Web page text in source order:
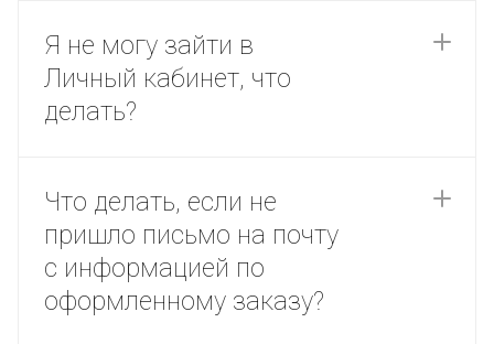
Я не могу зайти в
Личный кабинет, что
делать?
Что делать, если не
пришло письмо на почту
с информацией по
оформленному заказу?